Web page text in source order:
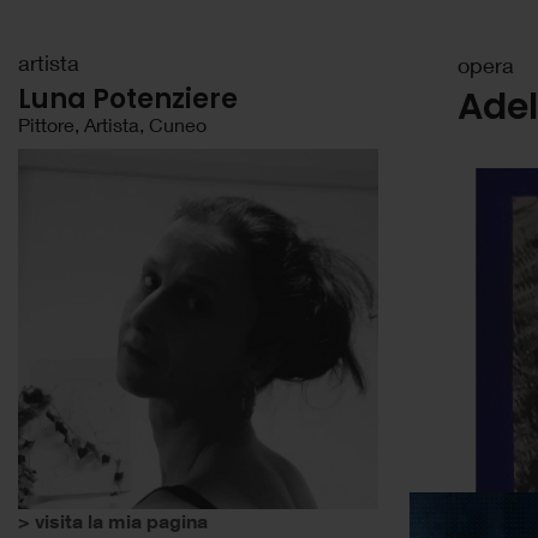
opera
artista
Luna Potenziere
Pittore, Artista, Cuneo
> visita la mia pagina